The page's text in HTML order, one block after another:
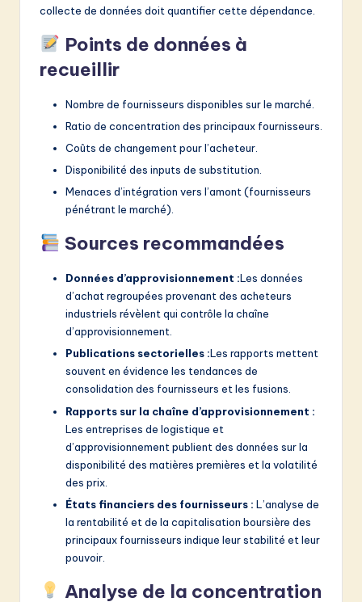
collecte de données doit quantifier cette dépendance.
Points de données à
recueillir
Nombre de fournisseurs disponibles sur le marché.
Ratio de concentration des principaux fournisseurs.
Coûts de changement pour l’acheteur.
Disponibilité des inputs de substitution.
Menaces d’intégration vers l’amont (fournisseurs
pénétrant le marché).
Sources recommandées
Données d’approvisionnement :Les données
d’achat regroupées provenant des acheteurs
industriels révèlent qui contrôle la chaîne
d’approvisionnement.
Publications sectorielles :Les rapports mettent
souvent en évidence les tendances de
consolidation des fournisseurs et les fusions.
Rapports sur la chaîne d’approvisionnement :
Les entreprises de logistique et
d’approvisionnement publient des données sur la
disponibilité des matières premières et la volatilité
des prix.
États financiers des fournisseurs : L’analyse de
la rentabilité et de la capitalisation boursière des
principaux fournisseurs indique leur stabilité et leur
pouvoir.
Analyse de la concentration